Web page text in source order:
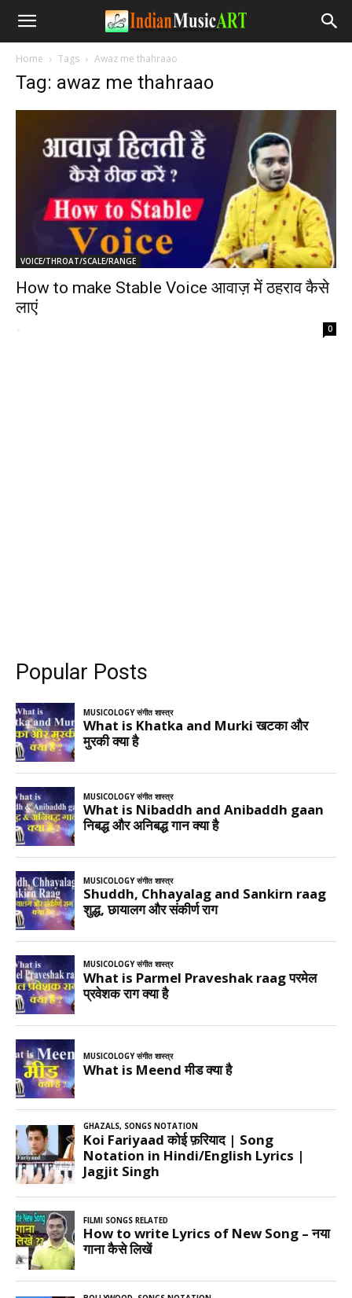
Home Tags Awaz me thahraao
Tag: awaz me thahraao
VOICE/THROAT/SCALE/RANGE
How to make Stable Voice आवाज़ में ठहराव कैसे
लाएं
- 0
Popular Posts